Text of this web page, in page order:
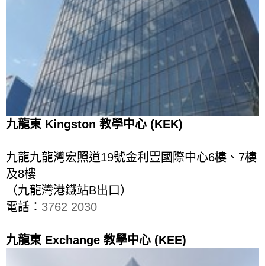
九龍東 Kingston ​教學中心 (KEK)
九龍九龍灣宏照道19號金利豐國際中心6樓、7樓
及8樓
（九龍灣港鐵站B出口）
電話： 3762 2030
九龍東 Exchange 教學中心 (KEE)